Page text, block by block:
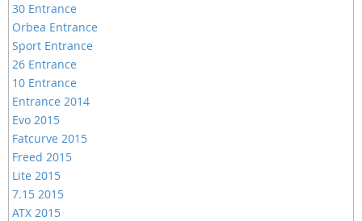
30 Entrance
Orbea Entrance
Sport Entrance
26 Entrance
10 Entrance
Entrance 2014
Evo 2015
Fatcurve 2015
Freed 2015
Lite 2015
7.15 2015
ATX 2015